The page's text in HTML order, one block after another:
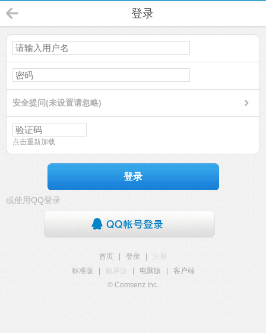
登录
安全提问(未设置请忽略)
点击重新加载
登录
或使用QQ登录
首页 登录
注册
标准版
触屏版 电脑版
客户端
© Comsenz Inc.